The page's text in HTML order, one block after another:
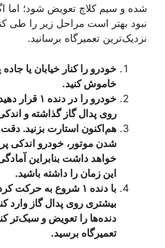
شده و سیم کلاچ تعویض شود؛ اما
نبود بهتر است مراحل زیر را طی
نزدیک‌ترین تعمیرگاه برسانید.
خودرو را کنار خیابان یا
خاموش کنید.
خودرو را در
روی پدال گاز گذاشته و
هم‌اکنون استارت بزنید.
شدن موتور، خودرو اندکی
خواهد داشت بنابراین
این زمان را داشته باشید.
با دنده ۱ شروع به
بیشتری روی پدال گاز وارد
دنده‌ها را تعویض و سبک‌تر
تعمیرگاه برسید.